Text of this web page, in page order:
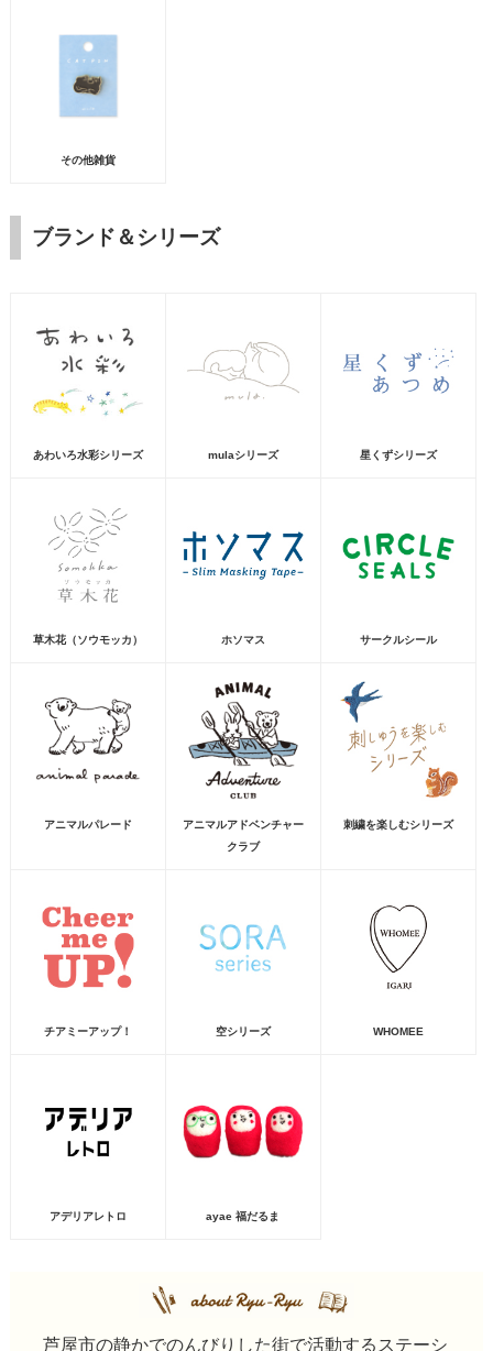
その他雑貨
ブランド＆シリーズ
あわいろ水彩シリーズ mulaシリーズ 星くずシリーズ
草木花（ソウモッカ） ホソマス サークルシール
アニマルパレード
アニマルアドベンチャー
クラブ
刺繍を楽しむシリーズ
チアミーアップ！ 空シリーズ WHOMEE
アデリアレトロ ayae 福だるま
芦屋市の静かでのんびりした街で活動するステーシ